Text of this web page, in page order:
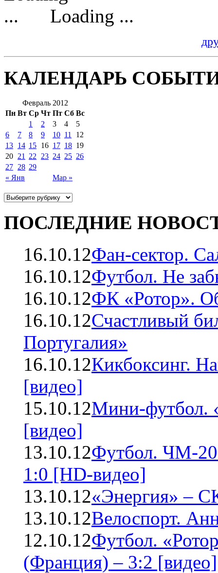
Loading ...
КАЛЕНДАРЬ
Февраль 2012
Пн Вт Ср Чт Пт Сб Вс
« Янв Мар »
1 2 3 4
5
6
7 8 9 10 11
12
13 14 15 16 17 18 19
20 21 22 23 24 25 26
27 28 29
ПОСЛЕДНИЕ
16.10.12Фан-сектор.
16.10.12Футбол. Не
16.10.12ФК «Ротор».
16.10.12Счастливый
Португалия»
16.10.12Кикбоксинг.
[видео]
15.10.12Мини-футбол.
[видео]
13.10.12Футбол. ЧМ-
1:0 [HD-видео]
13.10.12«Энергия» –
13.10.12Велоспорт.
12.10.12Футбол.
(Франция) – 3:2 [видео]